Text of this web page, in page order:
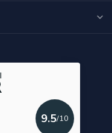
9.5/10